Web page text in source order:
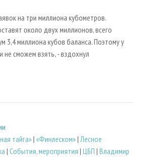
на три миллиона кубометров.
около двух миллионов, всего
3,4 миллиона кубов баланса. Поэтому у
не сможем взять, - вздохнул
тайга»| «Финлеском»|Лесное
| События, мероприятия | ЦБП | Владимир